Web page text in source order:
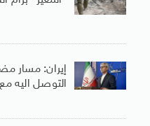
إيران: مسار
التوصل اليه